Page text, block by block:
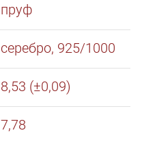
пруф
серебро, 925/1000
8,53 (±0,09)
7,78